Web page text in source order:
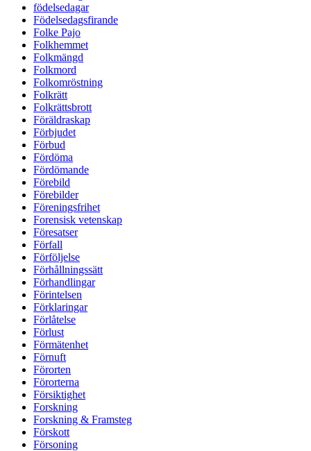
födelsedagar
Födelsedagsfirande
Folke Pajo
Folkhemmet
Folkmängd
Folkmord
Folkomröstning
Folkrätt
Folkrättsbrott
Föräldraskap
Förbjudet
Förbud
Fördöma
Fördömande
Förebild
Förebilder
Föreningsfrihet
Forensisk vetenskap
Föresatser
Förfall
Förföljelse
Förhållningssätt
Förhandlingar
Förintelsen
Förklaringar
Förlåtelse
Förlust
Förmätenhet
Förnuft
Förorten
Förorterna
Försiktighet
Forskning
Forskning & Framsteg
Förskott
Försoning